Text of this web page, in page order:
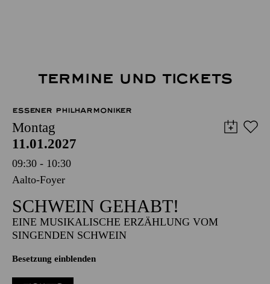
TERMINE UND TICKETS
ESSENER PHILHARMONIKER
Montag
11.01.2027
09:30 - 10:30
Aalto-Foyer
SCHWEIN GEHABT!
EINE MUSIKALISCHE ERZÄHLUNG VOM
SINGENDEN SCHWEIN
Besetzung einblenden